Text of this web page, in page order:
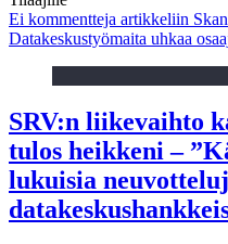
Ei kommentteja artikkeliin
Datakeskustyömaita uhkaa
SRV:n liikevaihto
tulos heikkeni –
lukuisia